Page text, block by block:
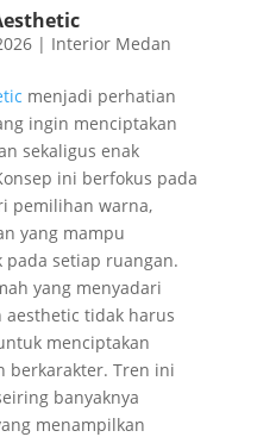
| Interior Medan
menjadi perhatian
ingin menciptakan
sekaligus enak
ini berfokus pada
pemilihan warna,
yang mampu
pada setiap ruangan.
yang menyadari
tidak harus
menciptakan
berkarakter. Tren ini
banyaknya
menampilkan